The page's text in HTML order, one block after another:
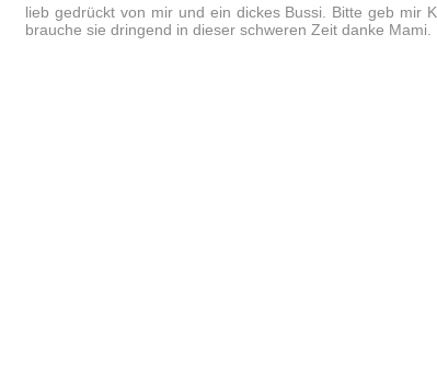
lieb gedrückt von mir und ein dickes Bussi. Bitte geb mir
brauche sie dringend in dieser schweren Zeit danke Mami.